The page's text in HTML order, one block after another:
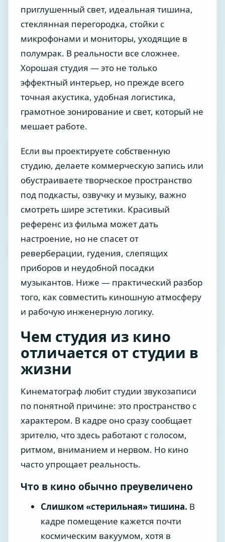
приглушенный свет, идеальная тишина,
стеклянная перегородка, стойки с
микрофонами и мониторы, уходящие в
полумрак. В реальности все сложнее.
Хорошая студия — это не только
эффектный интерьер, но прежде всего
точная акустика, удобная логистика,
грамотное зонирование и свет, который не
мешает работе.
Если вы проектируете собственную
студию, делаете коммерческую запись или
обустраиваете творческое пространство
под подкасты, озвучку и музыку, важно
смотреть шире эстетики. Красивый
референс из фильма может дать
настроение, но не спасет от
реверберации, гудения, слепящих
приборов и неудобной посадки
музыкантов. Ниже — практический разбор
того, как совместить киношную атмосферу
и рабочую инженерную логику.
Чем студия из кино
отличается от студии в
жизни
Кинематограф любит студии звукозаписи
по понятной причине: это пространство с
характером. В кадре оно сразу сообщает
зрителю, что здесь работают с голосом,
ритмом, вниманием и нервом. Но кино
часто упрощает реальность.
Что в кино обычно преувеличено
Слишком «стерильная» тишина. В
кадре помещение кажется почти
космическим вакуумом, хотя в